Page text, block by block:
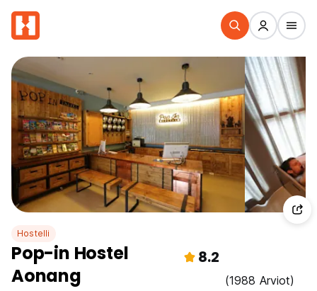
Hostelli
Pop-in Hostel
Aonang
8.2
(1988 Arviot)